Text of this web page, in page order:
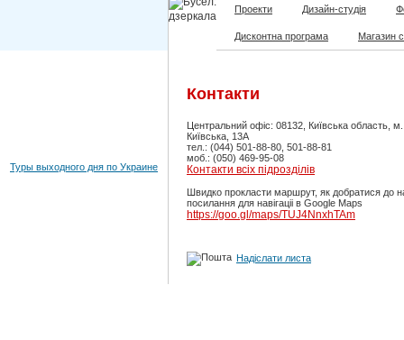
Проекти Дизайн-студія
Дисконтна програма Магазин
Туры выходного дня по Украине
Контакти
Центральний офіс: 08132, Київська область,
Київська, 13А
тел.: (044) 501-88-80, 501-88-81
моб.: (050) 469-95-08
Контакти всіх підрозділів
Швидко прокласти маршрут, як добратися до
посилання для навігаціі в Google Maps
https://goo.gl/maps/TUJ4NnxhTAm
Надіслати листа